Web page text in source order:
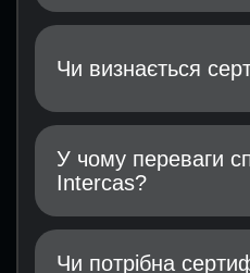
Необхідно надати
випробувань (якщо є), а
Чи визнається
Необхідно надати
інструкцію з
випробувань (якщо є), а
сертифікацію.
У чому переваги
Intercas?
Необхідно надати
інструкцію з
Чи потрібна